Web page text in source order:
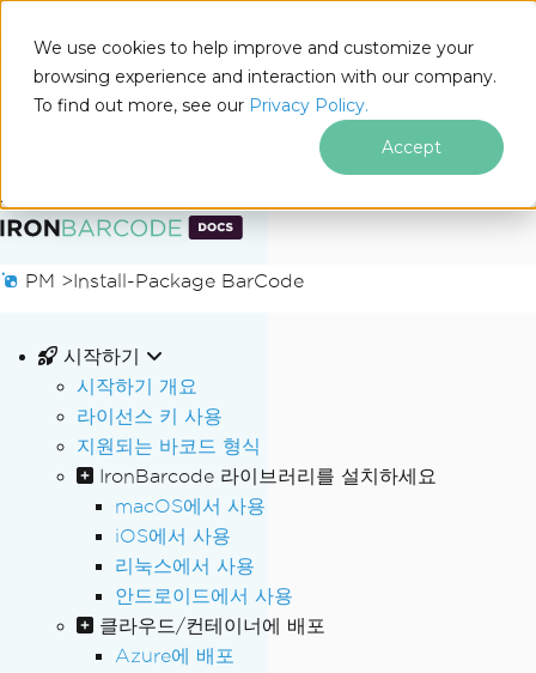
We use cookies to help improve and customize your
browsing experience and interaction with our company.
To find out more, see our Privacy Policy.
Accept
푸터 콘텐츠로 바로가기
Docs
PM >Install-Package BarCode
시작하기
시작하기 개요
라이선스 키 사용
지원되는 바코드 형식
IronBarcode 라이브러리를 설치하세요
macOS에서 사용
iOS에서 사용
리눅스에서 사용
안드로이드에서 사용
클라우드/컨테이너에 배포
Azure에 배포